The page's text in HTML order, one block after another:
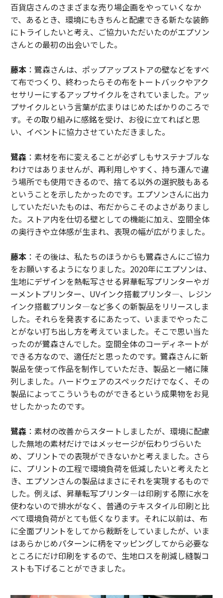
百貨店さんのさまざまな売り場企画をやっていくなか
で、あるとき、環境にもきちんと配慮できる新たな装飾
にトライしたいと考え、ご協力いただいたのがエプソン
さんとの最初の出会いでした。
藤本：鷺森さんは、ポップアップストアの壁などをすべ
て布でつくり、終わったらその布をトートバックやアク
セサリーにするアップサイクルをされていました。アッ
プサイクルという言葉が広まりはじめたばかりのころで
す。その取り組みに感銘を受け、お役に立てればと思
い、イベントに協力させていただきました。
鷺森：素材を布に変えることが必ずしもサステナブルな
わけではありませんが、再利用しやすく、持ち運んで違
う場所でも使用できるので、捨てる以外の選択肢もある
ということを示したかったのです。エプソンさんに出力
していただいたものは、布だからこそのよさがありまし
た。ストア内を仕切る壁としての機能に加え、空間全体
の奥行きや立体感が生まれ、表現の幅が広がりました。
藤本：その後は、私たちのほうからも鷺森さんにご協力
をお願いするようになりました。2020年にエプソンは、
生地にデザインを熱転写させる昇華転写プリンターやガ
ーメントプリンター、UVインク搭載プリンタ―、レジン
インク搭載プリンタ―など多くの新製品をリリースしま
した。それらを発表するにあたって、いままでやったこ
とがない打ち出し方を考えていました。そこで思い当た
ったのが鷺森さんでした。空間全体のコーディネートが
できる方なので、適任だと思ったのです。鷺森さんに新
製品を使って作品を制作していただき、製品と一緒に陳
列しました。ハードウェアのスペックだけでなく、その
製品によってこういうものができるという成果物をお見
せしたかったのです。
鷺森：素材の改善からスタートしましたが、環境に配慮
した無地の素材だけではメッセージが伝わりづらいた
め、プリントでの表現ができないかと考えました。さら
に、プリントの工程で環境負荷を低減したいと考えたと
き、エプソンさんの製品はまさにそれを実現するもので
した。例えば、昇華転写プリンタ―は印刷する際に水を
使わないので排水がなく、普通のテキスタイル印刷と比
べて環境負荷がとても低くなります。それに以前は、布
に全面プリントをしてから裁断をしていましたが、いま
はあらかじめパターンに柄をマッピングしてから必要な
ところにだけ印刷をするので、生地ロスを削減し縫製コ
ストも下げることができました。